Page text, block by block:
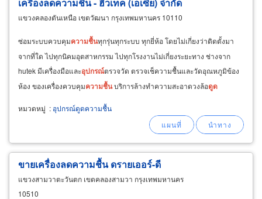
แขวงคลองตันเหนือ เขตวัฒนา กรุงเทพมหานคร 10110
ซ่อมระบบควบคุมความชื้นทุกรุ่นทุกระบบ ทุกยี่ห้อ โดยไม่เกี่ยงว่าติดตั้งมา
จากที่ใด ไปทุกนิคมอุตสาหกรรม ไปทุกโรงงานไม่เกี่ยงระยะทาง ช่างจาก
hutek มีเครื่องมือและอุปกรณ์ตรวจวัด ตรวจเช็ความชื้นและวัดอุณหภูมิข้อง
ห้อง ของเครื่องควบคุมความชื้นบริการล้างทำความสะอาดวงล้อดูด
หมวดหมู่ : อุปกรณ์ดูดความชื้น
ขายเครื่องลดความชื้น ดรายเออร์-ดี
แขวงสามวาตะวันตก เขตคลองสามวา กรุงเทพมหานคร
10510